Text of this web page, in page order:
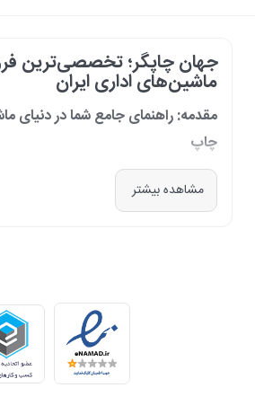
جهان چاپگر؛ تخصصی‌ترین
ماشین‌های اداری ایران
مقدمه: راهنمای جامع شما در دنیای
چاپ
در دنیای پرشتاب امروز که کسب‌وکارها و سازمان‌ها
فناوری‌های نوین وابسته‌اند، دسترسی به ابزارهای
ما، ارائه راهکارهای جامع، از مشاوره پیش از خرید
برای سازمان‌ها، شرکت‌ها و کاربران خانگی است.
طیف کاملی از محصولات برای هر
ما در جهان چاپگر، مجموعه‌ای گسترده از برترین
مشاهده بیشتر